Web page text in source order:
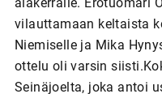
vilauttamaan keltaista
Niemiselle ja Mika
ottelu oli varsin
Seinäjoelta, joka antoi